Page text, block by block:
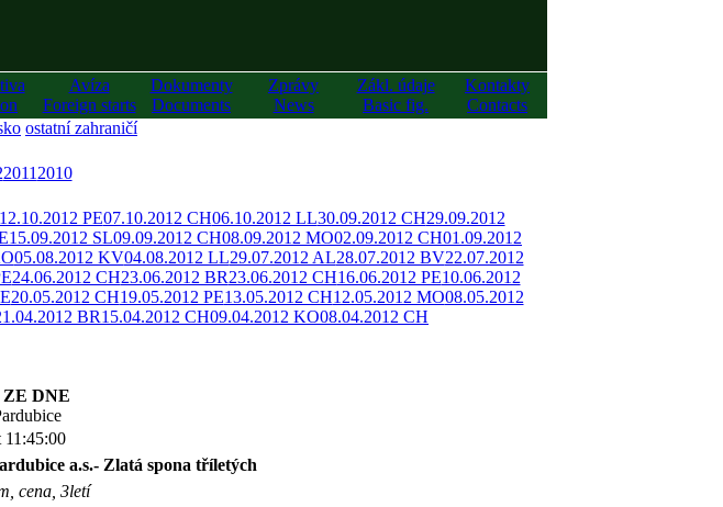
Avíza
Foreign starts
Dokumenty
Documents
Zprávy
News
Zákl. údaje
Basic fig.
Kontakty
Contacts
ostatní zahraničí
2011 2010
12.10.2012 PE07.10.2012 CH06.10.2012 LL30.09.2012 CH29.09.2012
15.09.2012 SL09.09.2012 CH08.09.2012 MO02.09.2012 CH01.09.2012
05.08.2012 KV04.08.2012 LL29.07.2012 AL28.07.2012 BV22.07.2012
24.06.2012 CH23.06.2012 BR23.06.2012 CH16.06.2012 PE10.06.2012
20.05.2012 CH19.05.2012 PE13.05.2012 CH12.05.2012 MO08.05.2012
BR15.04.2012 CH09.04.2012 KO08.04.2012 CH
DNE
11:45:00
a.s.- Zlatá spona tříletých
cena, 3letí